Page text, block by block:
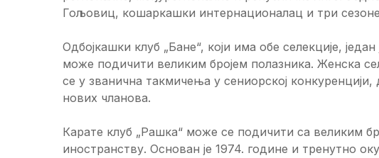
Гољовиц, кошаркашки интернационалац и три
Одбојкашки клуб „Бане“, који има обе селекције,
може подичити великим бројем полазника. Женска
се у званична такмичења у сениорској
нових чланова.
Карате клуб „Рашка“ може се подичити са великим
иностранству. Основан је 1974. године и тренутно